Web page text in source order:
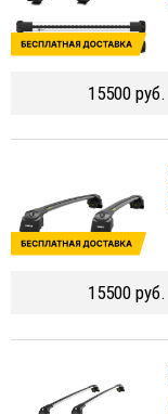
15500 руб.
15500 руб.